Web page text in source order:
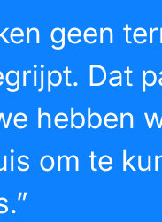
geen
Dat
hebben
om te